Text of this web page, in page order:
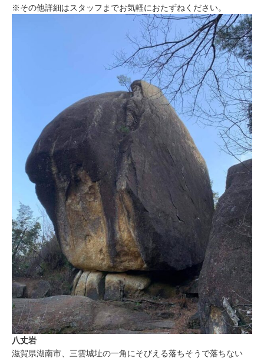
※その他詳細はスタッフまでお気軽におたずねください。
八丈岩
滋賀県湖南市、三雲城址の一角にそびえる落ちそうで落ちない